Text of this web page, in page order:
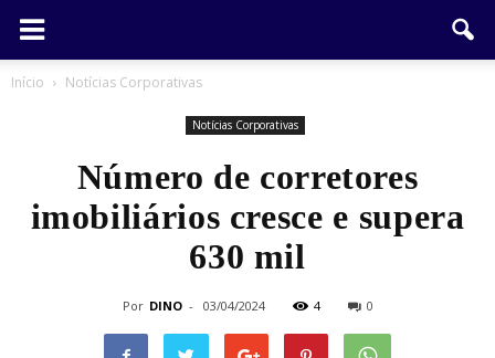
Início Notícias Corporativas
Notícias Corporativas
Número de corretores
imobiliários cresce e supera
630 mil
Por DINO - 03/04/2024 4 0